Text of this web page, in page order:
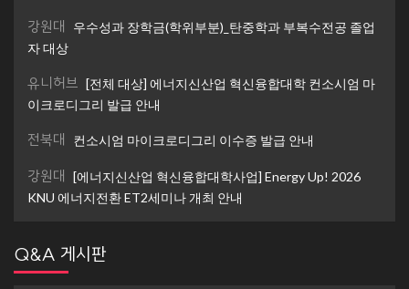
강원대
우수성과 장학금(학위부분)_탄중학과 부복수전공 졸업
자 대상
유니허브 [전체 대상] 에너지신산업 혁신융합대학 컨소시엄 마
이크로디그리 발급 안내
전북대 컨소시엄 마이크로디그리 이수증 발급 안내
강원대 [에너지신산업 혁신융합대학사업] Energy Up! 2026
KNU 에너지전환 ET2세미나 개최 안내
Q&A 게시판